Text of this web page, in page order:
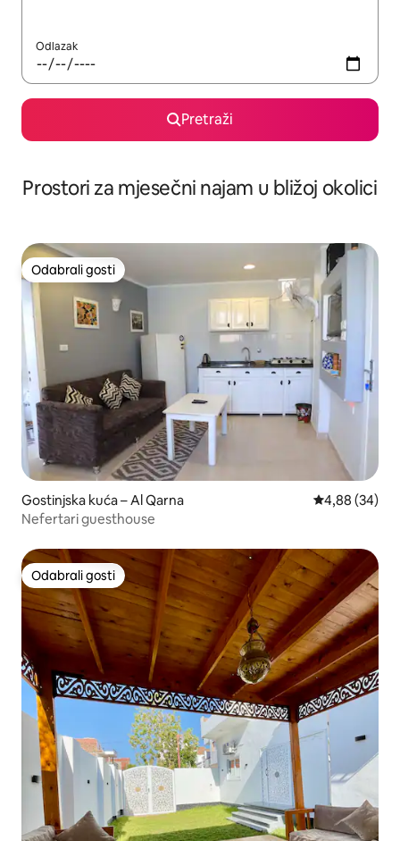
Odlazak
Pretraži
Prostori za mjesečni najam u bližoj okolici
Odabrali gosti
Odabrali gosti
Gostinjska kuća – Al Qarna Prosječna
4,88 (34)
Nefertari guesthouse
Odabrali gosti
Odabrali gosti